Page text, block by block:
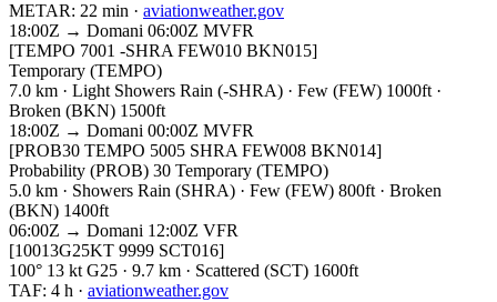
METAR: 22 min · aviationweather.gov
18:00Z → Domani 06:00Z MVFR
[TEMPO 7001 -SHRA FEW010 BKN015]
Temporary (TEMPO)
7.0 km · Light Showers Rain (-SHRA) · Few (FEW) 1000ft ·
Broken (BKN) 1500ft
18:00Z → Domani 00:00Z MVFR
[PROB30 TEMPO 5005 SHRA FEW008 BKN014]
Probability (PROB) 30 Temporary (TEMPO)
5.0 km · Showers Rain (SHRA) · Few (FEW) 800ft · Broken
(BKN) 1400ft
06:00Z → Domani 12:00Z VFR
[10013G25KT 9999 SCT016]
100° 13 kt G25 · 9.7 km · Scattered (SCT) 1600ft
TAF: 4 h · aviationweather.gov